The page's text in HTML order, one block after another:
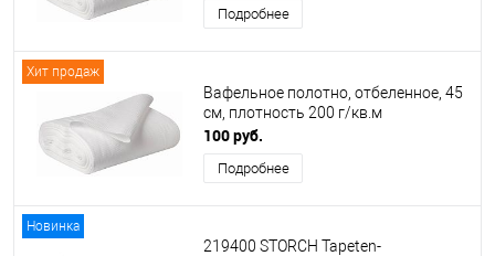
Подробнее
Хит продаж
Вафельное полотно, отбеленное, 45
см, плотность 200 г/кв.м
100 руб.
Подробнее
Новинка
219400 STORCH Tapeten-